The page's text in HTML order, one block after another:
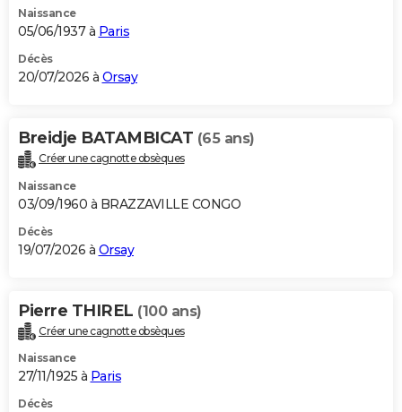
Naissance
05/06/1937 à Paris
Décès
20/07/2026 à Orsay
Breidje BATAMBICAT (65 ans)
Créer une cagnotte obsèques
Naissance
03/09/1960 à BRAZZAVILLE CONGO
Décès
19/07/2026 à Orsay
Pierre THIREL (100 ans)
Créer une cagnotte obsèques
Naissance
27/11/1925 à Paris
Décès